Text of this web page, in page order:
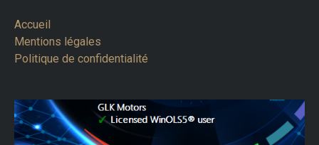
Accueil
Mentions légales
Politique de confidentialité